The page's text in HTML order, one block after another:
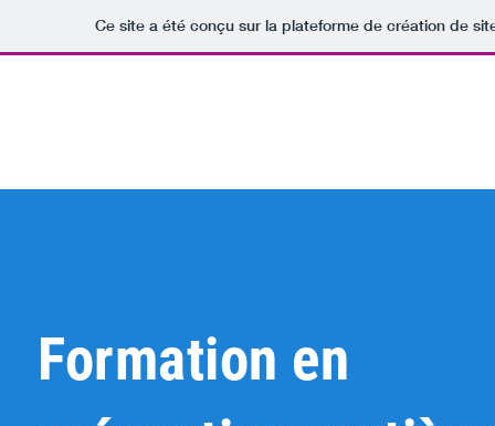
Ce site a été conçu sur la plateforme de création de
Formation en